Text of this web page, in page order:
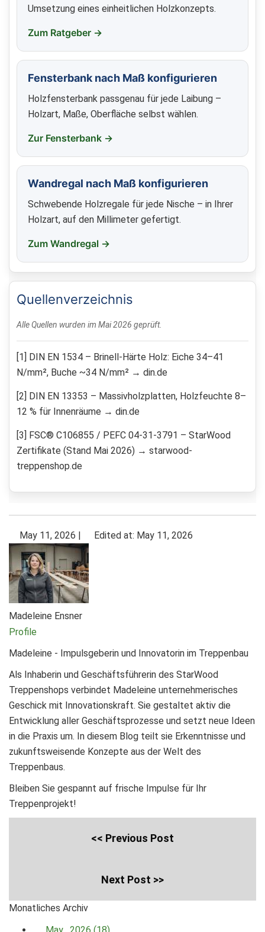
Umsetzung eines einheitlichen Holzkonzepts.
Zum Ratgeber →
Fensterbank nach Maß konfigurieren
Holzfensterbank passgenau für jede Laibung –
Holzart, Maße, Oberfläche selbst wählen.
Zur Fensterbank →
Wandregal nach Maß konfigurieren
Schwebende Holzregale für jede Nische – in Ihrer
Holzart, auf den Millimeter gefertigt.
Zum Wandregal →
Quellenverzeichnis
Alle Quellen wurden im Mai 2026 geprüft.
[1] DIN EN 1534 – Brinell-Härte Holz: Eiche 34–41
N/mm², Buche ~34 N/mm² → din.de
[2] DIN EN 13353 – Massivholzplatten, Holzfeuchte 8–
12 % für Innenräume → din.de
[3] FSC® C106855 / PEFC 04-31-3791 – StarWood
Zertifikate (Stand Mai 2026) → starwood-
treppenshop.de
May 11, 2026 Edited at: May 11, 2026
Madeleine Ensner
Profile
Madeleine - Impulsgeberin und Innovatorin im Treppenbau
Als Inhaberin und Geschäftsführerin des StarWood
Treppenshops verbindet Madeleine unternehmerisches
Geschick mit Innovationskraft. Sie gestaltet aktiv die
Entwicklung aller Geschäftsprozesse und setzt neue Ideen
in die Praxis um. In diesem Blog teilt sie Erkenntnisse und
zukunftsweisende Konzepte aus der Welt des
Treppenbaus.
Bleiben Sie gespannt auf frische Impulse für Ihr
Treppenprojekt!
<< Previous Post
Next Post >>
Monatliches Archiv